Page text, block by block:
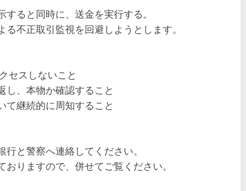
ると同時に、送金を実行する。
不正取引監視を回避しようとします。
セスしないこと
し、本物か確認すること
て継続的に周知すること
と警察へ連絡してください。
りますので、併せてご覧ください。